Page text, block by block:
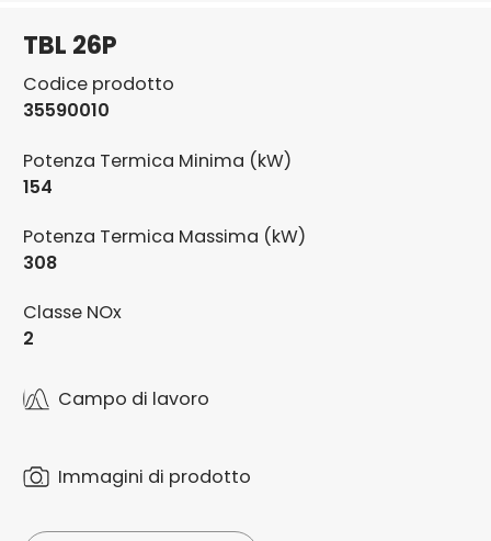
TBL 26P
Codice prodotto
35590010
Potenza Termica Minima (kW)
154
Potenza Termica Massima (kW)
308
Classe NOx
2
Campo di lavoro
Immagini di prodotto